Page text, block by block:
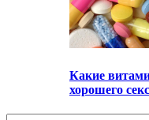
Какие
хорошего